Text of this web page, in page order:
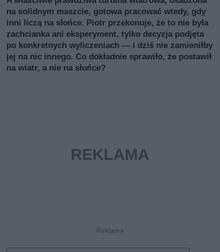
na solidnym maszcie, gotowa pracować wtedy, gdy
inni liczą na słońce. Piotr przekonuje, że to nie była
zachcianka ani eksperyment, tylko decyzja podjęta
po konkretnych wyliczeniach — i dziś nie zamieniłby
jej na nic innego. Co dokładnie sprawiło, że postawił
na wiatr, a nie na słońce?